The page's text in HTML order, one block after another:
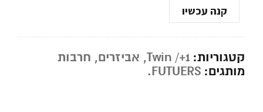
קנה עכשיו
קטגוריות: Twin /+1
, אביזרים, חרבות
מותגים: FUTUERS.